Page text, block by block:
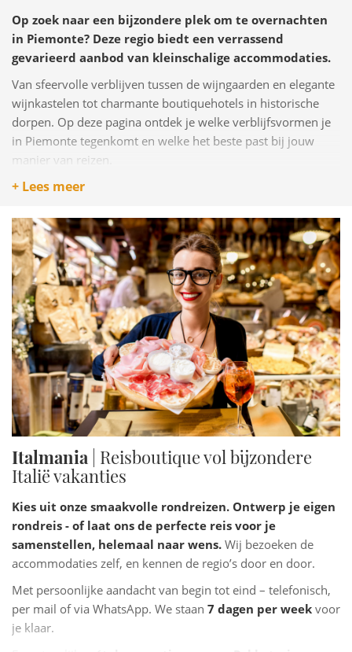
Op zoek naar een bijzondere plek om te overnachten
in Piemonte? Deze regio biedt een verrassend
gevarieerd aanbod van kleinschalige accommodaties.
Van sfeervolle verblijven tussen de wijngaarden en elegante
wijnkastelen tot charmante boutiquehotels in historische
dorpen. Op deze pagina ontdek je welke verblijfsvormen je
in Piemonte tegenkomt en welke het beste past bij jouw
manier van reizen.
+ Lees meer
Italmania | Reisboutique vol bijzondere
Italië vakanties
Kies uit onze smaakvolle rondreizen. Ontwerp je eigen
rondreis - of laat ons de perfecte reis voor je
samenstellen, helemaal naar wens. Wij bezoeken de
accommodaties zelf, en kennen de regio’s door en door.
Met persoonlijke aandacht van begin tot eind – telefonisch,
per mail of via WhatsApp. We staan 7 dagen per week voor
je klaar.